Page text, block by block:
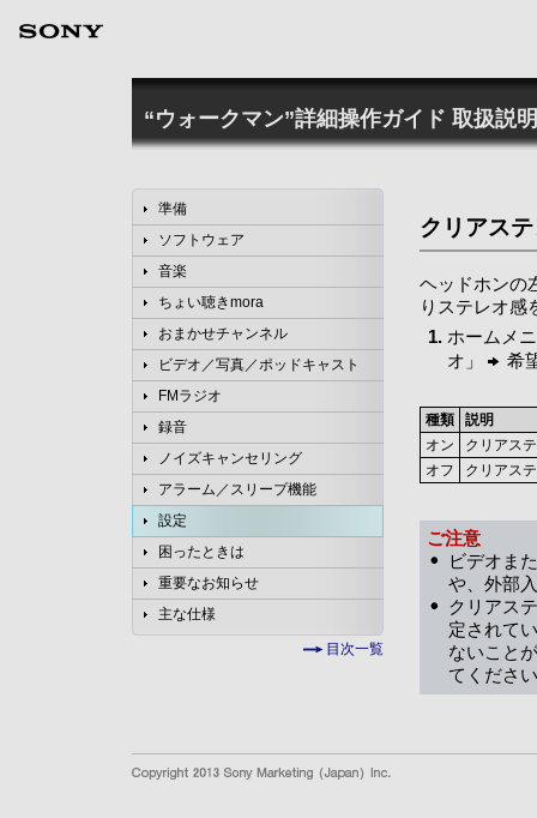
“ウォークマン”詳細操作ガイド 取扱説
準備
ソフトウェア
音楽
ちょい聴きmora
おまかせチャンネル
ビデオ／写真／ポッドキャスト
FMラジオ
録音
ノイズキャンセリング
アラーム／スリープ機能
設定
困ったときは
重要なお知らせ
主な仕様
目次一覧
クリアス
ヘッドホンの
りステレオ感
ホームメ
オ」
希
種類
説明
オン
クリアス
オフ
クリアス
ご注意
ビデオま
や、外部
クリアス
定されて
ないこと
てくださ